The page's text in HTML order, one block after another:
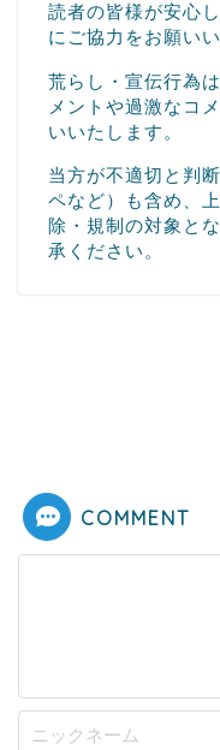
読者の皆様が安心
にご協力をお願い
荒らし・宣伝行為
メントや過激なコ
いいたします。
当方が不適切と判
ペなど）も含め、
除・規制の対象と
承ください。
COMMENT